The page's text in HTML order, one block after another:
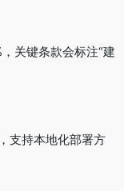
关键条款会标注“建
支持本地化部署方